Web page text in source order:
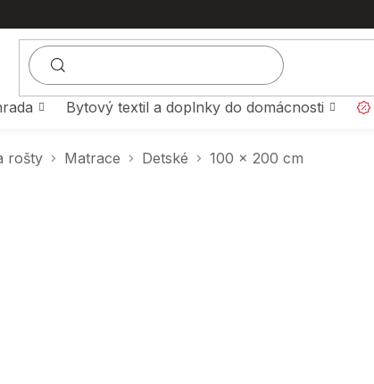
Bytový textil a doplnky do domácnosti
rošty Matrace Detské 100 x 200 cm